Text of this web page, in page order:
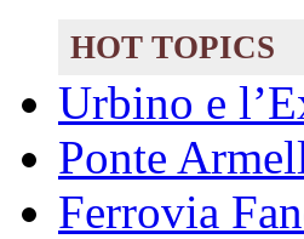
HOT TOPICS
Urbino e
Ponte
Ferrovia